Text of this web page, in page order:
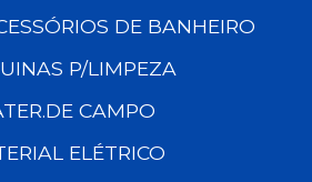
DE BANHEIRO
P/LIMPEZA
CAMPO
ELÉTRICO